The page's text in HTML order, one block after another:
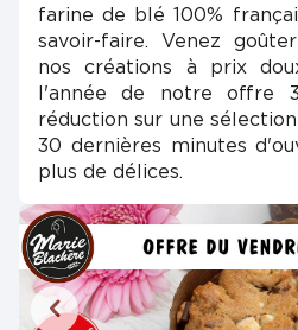
farine de blé 100%
savoir-faire. Venez
nos créations à prix
l'année de notre offre
réduction sur une
30 dernières minutes
plus de délices.